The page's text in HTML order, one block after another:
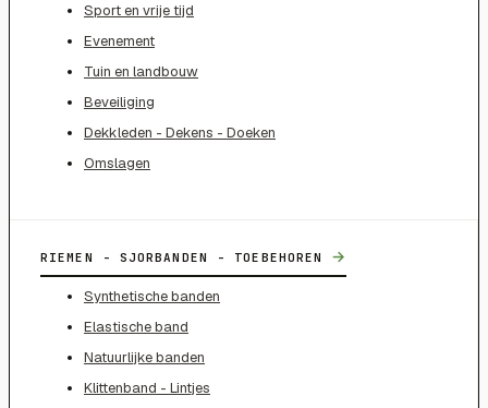
Sport en vrije tijd
Evenement
Tuin en landbouw
Beveiliging
Dekkleden - Dekens - Doeken
Omslagen
RIEMEN - SJORBANDEN - TOEBEHOREN →
Synthetische banden
Elastische band
Natuurlijke banden
Klittenband - Lintjes